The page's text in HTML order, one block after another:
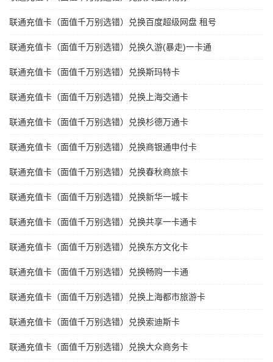
联通充值卡（面值千万别选错）兑换百度超级网盘 租号
联通充值卡（面值千万别选错）兑换久游(暴走)一卡通
联通充值卡（面值千万别选错）兑换斯玛特卡
联通充值卡（面值千万别选错）兑换上海交通卡
联通充值卡（面值千万别选错）兑换杉德万通卡
联通充值卡（面值千万别选错）兑换商银通申付卡
联通充值卡（面值千万别选错）兑换春秋商旅卡
联通充值卡（面值千万别选错）兑换新华一城卡
联通充值卡（面值千万别选错）兑换共享一卡通卡
联通充值卡（面值千万别选错）兑换东方文化卡
联通充值卡（面值千万别选错）兑换畅购一卡通
联通充值卡（面值千万别选错）兑换上海都市旅游卡
联通充值卡（面值千万别选错）兑换索迪斯卡
联通充值卡（面值千万别选错）兑换大众商务卡